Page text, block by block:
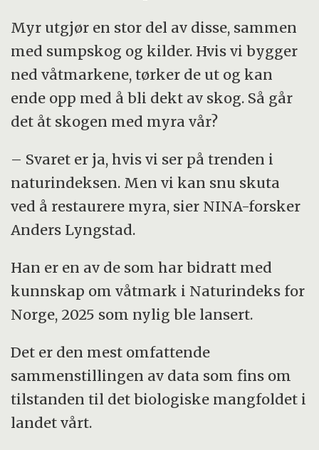
Myr utgjør en stor del av disse, sammen
med sumpskog og kilder. Hvis vi bygger
ned våtmarkene, tørker de ut og kan
ende opp med å bli dekt av skog. Så går
det åt skogen med myra vår?
– Svaret er ja, hvis vi ser på trenden i
naturindeksen. Men vi kan snu skuta
ved å restaurere myra, sier NINA-forsker
Anders Lyngstad.
Han er en av de som har bidratt med
kunnskap om våtmark i Naturindeks for
Norge, 2025 som nylig ble lansert.
Det er den mest omfattende
sammenstillingen av data som fins om
tilstanden til det biologiske mangfoldet i
landet vårt.